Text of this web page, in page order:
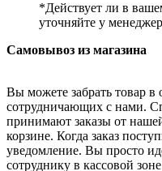
*Действует ли в
уточняйте у
Самовывоз из магазина
Вы можете забрать товар в
сотрудничающих с нами.
принимают заказы от
корзине. Когда заказ
уведомление. Вы просто
сотруднику в кассовой